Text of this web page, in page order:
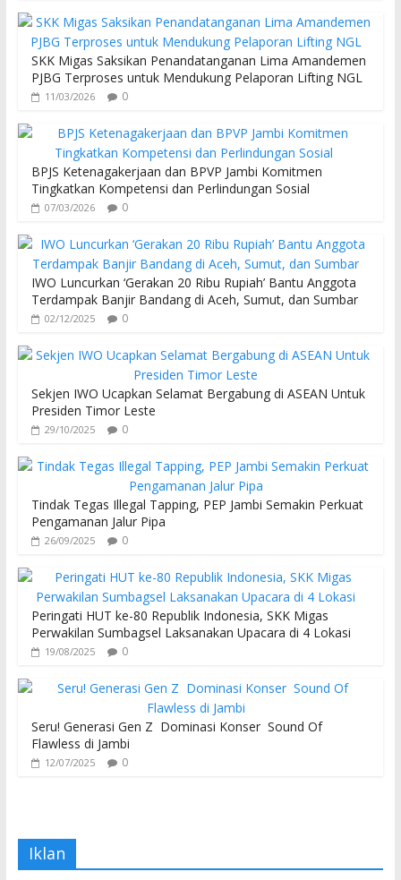
SKK Migas Saksikan Penandatanganan Lima Amandemen
PJBG Terproses untuk Mendukung Pelaporan Lifting NGL
11/03/2026 0
BPJS Ketenagakerjaan dan BPVP Jambi Komitmen
Tingkatkan Kompetensi dan Perlindungan Sosial
07/03/2026 0
IWO Luncurkan ‘Gerakan 20 Ribu Rupiah’ Bantu Anggota
Terdampak Banjir Bandang di Aceh, Sumut, dan Sumbar
02/12/2025 0
Sekjen IWO Ucapkan Selamat Bergabung di ASEAN Untuk
Presiden Timor Leste
29/10/2025 0
Tindak Tegas Illegal Tapping, PEP Jambi Semakin Perkuat
Pengamanan Jalur Pipa
26/09/2025 0
Peringati HUT ke-80 Republik Indonesia, SKK Migas
Perwakilan Sumbagsel Laksanakan Upacara di 4 Lokasi
19/08/2025 0
Seru! Generasi Gen Z Dominasi Konser Sound Of
Flawless di Jambi
12/07/2025 0
Iklan